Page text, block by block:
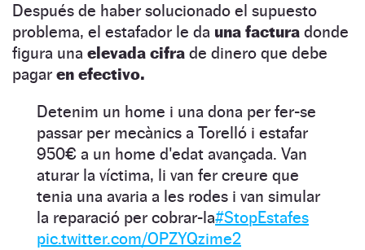
Después de haber solucionado el supuesto
problema, el estafador le da una factura donde
figura una elevada cifra de dinero que debe
pagar en efectivo.
Detenim un home i una dona per fer-se
passar per mecànics a Torelló i estafar
950€ a un home d'edat avançada. Van
aturar la víctima, li van fer creure que
tenia una avaria a les rodes i van simular
la reparació per cobrar-la#StopEstafes
pic.twitter.com/OPZYQzime2